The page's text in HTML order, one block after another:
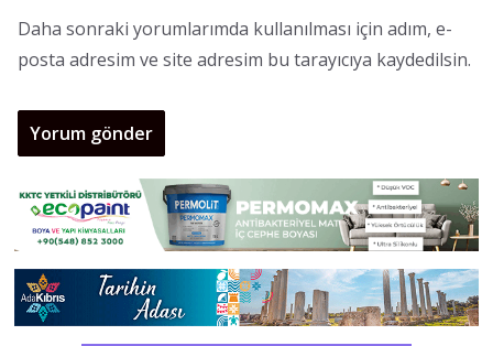
Daha sonraki yorumlarımda kullanılması için adım, e-
posta adresim ve site adresim bu tarayıcıya kaydedilsin.